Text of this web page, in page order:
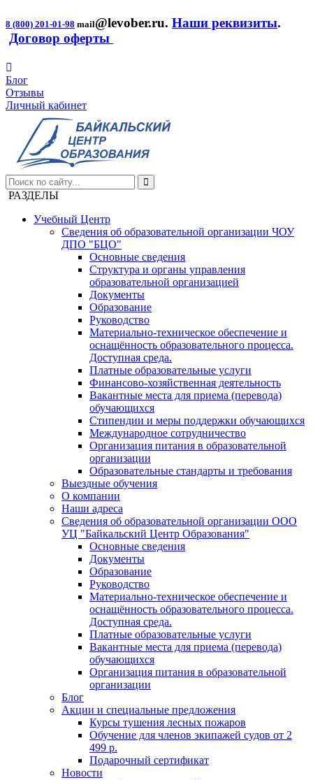
8 (800) 201-01-98 mail@levober.ru. Наши реквизиты.
Договор оферты
Блог
Отзывы
Личный кабинет
РАЗДЕЛЫ
Учебный Центр
Сведения об образовательной организации ЧОУ
ДПО "БЦО"
Основные сведения
Структура и органы управления
образовательной организацией
Документы
Образование
Руководство
Материально-техническое обеспечение и
оснащённость образовательного процесса.
Доступная среда.
Платные образовательные услуги
Финансово-хозяйственная деятельность
Вакантные места для приема (перевода)
обучающихся
Стипендии и меры поддержки обучающихся
Международное сотрудничество
Организация питания в образовательной
организации
Образовательные стандарты и требования
Выездные обучения
О компании
Наши адреса
Сведения об образовательной организации ООО
УЦ "Байкальский Центр Образования"
Основные сведения
Документы
Образование
Руководство
Материально-техническое обеспечение и
оснащённость образовательного процесса.
Доступная среда.
Платные образовательные услуги
Вакантные места для приема (перевода)
обучающихся
Организация питания в образовательной
организации
Блог
Акции и специальные предложения
Курсы тушения лесных пожаров
Обучение для членов экипажей судов от 2
499 р.
Подарочный сертификат
Новости